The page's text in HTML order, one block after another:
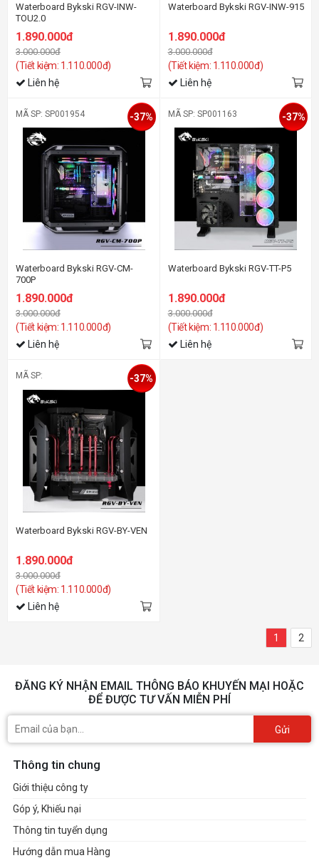
Waterboard Bykski RGV-INW-
TOU2.0
1.890.000đ
3.000.000đ
(Tiết kiệm: 1.110.000đ)
Liên hệ
Waterboard Bykski RGV-INW-915
1.890.000đ
3.000.000đ
(Tiết kiệm: 1.110.000đ)
Liên hệ
MÃ SP: SP001954
Waterboard Bykski RGV-CM-
700P
1.890.000đ
3.000.000đ
(Tiết kiệm: 1.110.000đ)
-37%
Liên hệ
MÃ SP: SP001163
Waterboard Bykski RGV-TT-P5
1.890.000đ
3.000.000đ
(Tiết kiệm: 1.110.000đ)
-37%
Liên hệ
MÃ SP:
Waterboard Bykski RGV-BY-VEN
1.890.000đ
3.000.000đ
(Tiết kiệm: 1.110.000đ)
-37%
Liên hệ
1 2
ĐĂNG KÝ NHẬN EMAIL THÔNG BÁO KHUYẾN MẠI HOẶC
ĐỂ ĐƯỢC TƯ VẤN MIỄN PHÍ
Gửi
Thông tin chung
Giới thiệu công ty
Góp ý, Khiếu nại
Thông tin tuyển dụng
Hướng dẫn mua Hàng